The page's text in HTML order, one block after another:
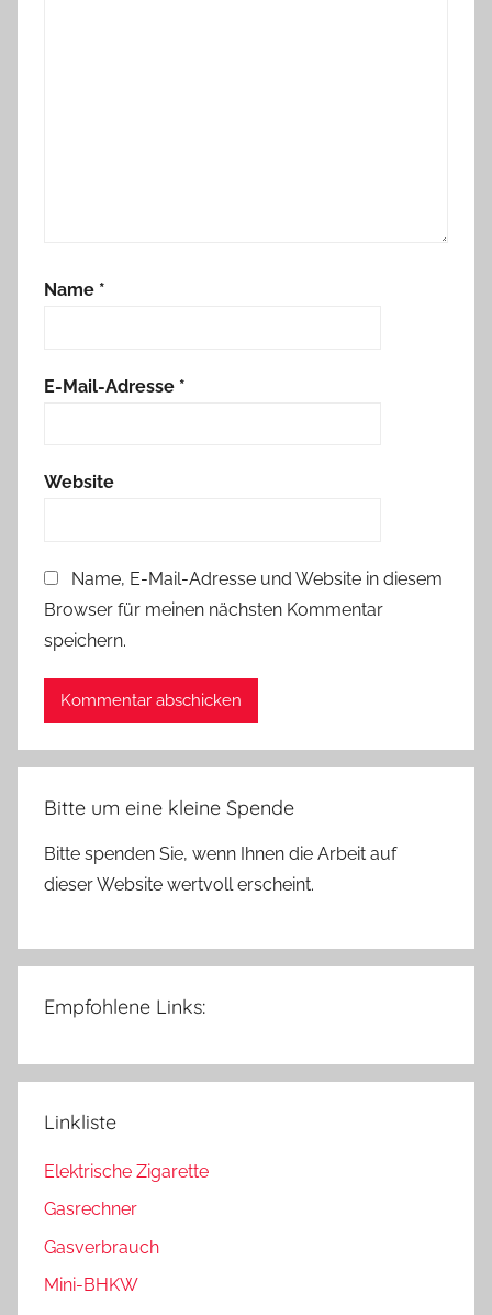
Name *
E-Mail-Adresse *
Website
Name, E-Mail-Adresse und Website in diesem
Browser für meinen nächsten Kommentar
speichern.
Bitte um eine kleine Spende
Bitte spenden Sie, wenn Ihnen die Arbeit auf
dieser Website wertvoll erscheint.
Empfohlene Links:
Linkliste
Elektrische Zigarette
Gasrechner
Gasverbrauch
Mini-BHKW